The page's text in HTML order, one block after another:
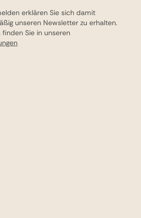
erklären Sie sich damit
unseren Newsletter zu erhalten.
Sie in unseren